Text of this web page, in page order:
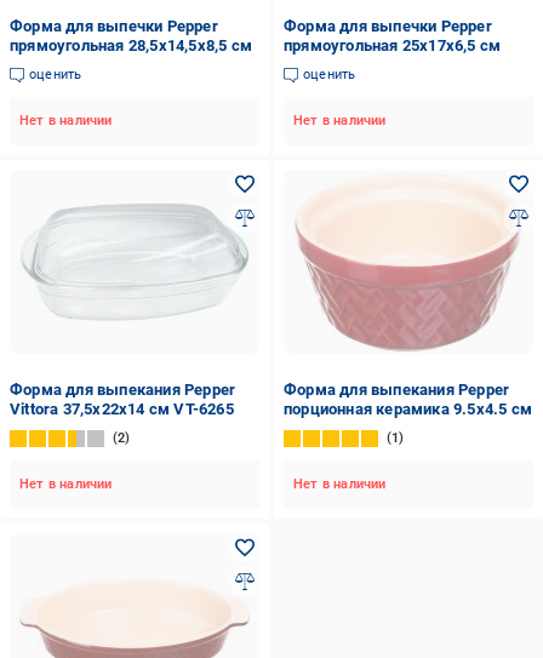
Форма для выпечки Pepper
прямоугольная 28,5х14,5х8,5 см
оценить
Нет в наличии
Форма для выпечки Pepper
прямоугольная 25х17х6,5 см
оценить
Нет в наличии
Форма для выпекания Pepper
Vittora 37,5х22х14 см VT-6265
2
Нет в наличии
Форма для выпекания Pepper
порционная керамика 9.5х4.5 см
1
Нет в наличии